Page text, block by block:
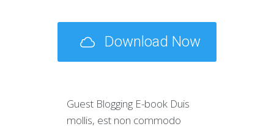
Download Now
Guest Blogging E-book Duis
mollis, est non commodo